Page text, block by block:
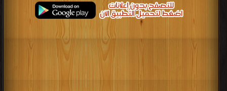
كتب 2013 كتب 2012
كتب 2011
كتب 2009 كتب 2008
كتب 2006
كتب 2005 كتب 2004
كتب 2003
كتب 2000